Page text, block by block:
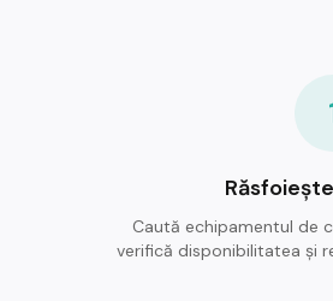
Caută echipamentul de
verifică disponibilitatea și